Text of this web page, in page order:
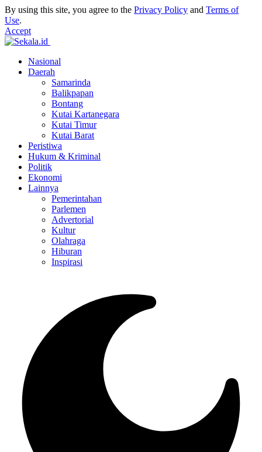
By using this site, you agree to the Privacy Policy and Terms of
Use.
Accept
Nasional
Daerah
Samarinda
Balikpapan
Bontang
Kutai Kartanegara
Kutai Timur
Kutai Barat
Peristiwa
Hukum & Kriminal
Politik
Ekonomi
Lainnya
Pemerintahan
Parlemen
Advertorial
Kultur
Olahraga
Hiburan
Inspirasi